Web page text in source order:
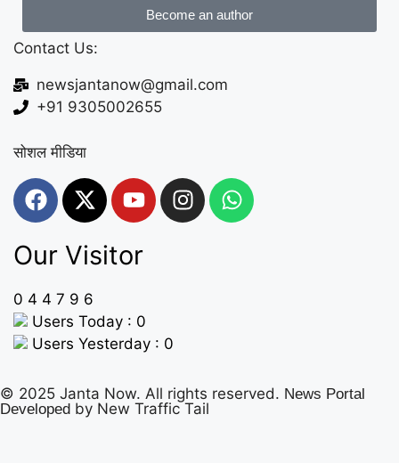
Become an author
Contact Us:
newsjantanow@gmail.com
+91 9305002655
सोशल मीडिया
Our Visitor
0 4 4 7 9 6
Users Today : 0
Users Yesterday : 0
© 2025 Janta Now. All rights reserved. News Portal
Developed by New Traffic Tail